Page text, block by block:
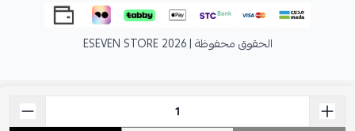
الحقوق محفوظة | 2026 ESEVEN STORE